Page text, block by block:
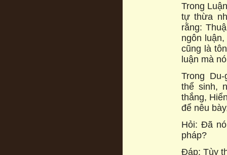
Trong
tự thừa
rằng:
ngôn
cũng là
luận mà
Trong
thể sinh,
thắng,
để nêu
Hỏi: Đã
pháp?
Đáp: Tùy